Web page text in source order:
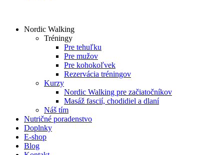
Nordic Walking
Tréningy
Pre tehuľku
Pre mužov
Pre kohokoľvek
Rezervácia tréningov
Kurzy
Nordic Walking pre začiatočníkov
Masáž fascií, chodidiel a dlaní
Náš tím
Nutričné poradenstvo
Doplnky
E-shop
Blog